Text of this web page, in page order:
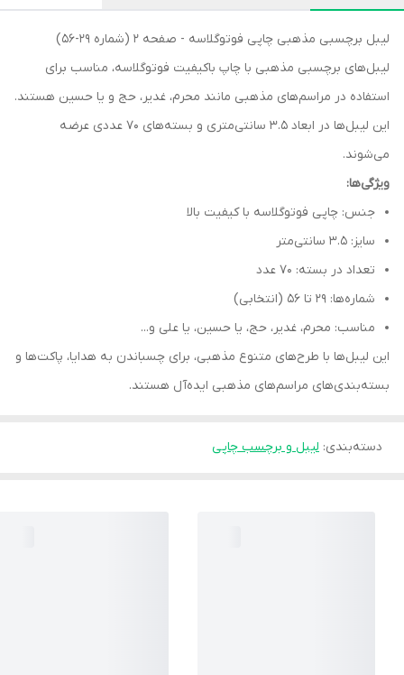
لیبل برچسبی مذهبی چاپی فوتوگلاسه - صفحه ۲ (شماره ۲۹-۵۶)
لیبل‌های برچسبی مذهبی با چاپ باکیفیت فوتوگلاسه، مناسب برای
استفاده در مراسم‌های مذهبی مانند محرم، غدیر، حج و یا حسین هستند.
این لیبل‌ها در ابعاد ۳.۵ سانتی‌متری و بسته‌های ۷۰ عددی عرضه
می‌شوند.
ویژگی‌ها:
جنس: چاپی فوتوگلاسه با کیفیت بالا
سایز: ۳.۵ سانتی‌متر
تعداد در بسته: ۷۰ عدد
شماره‌ها: ۲۹ تا ۵۶ (انتخابی)
مناسب: محرم، غدیر، حج، یا حسین، یا علی و...
این لیبل‌ها با طرح‌های متنوع مذهبی، برای چسباندن به هدایا، پاکت‌ها و
بسته‌بندی‌های مراسم‌های مذهبی ایده‌آل هستند.
دسته‌بندی: لیبل و برچسب چاپی